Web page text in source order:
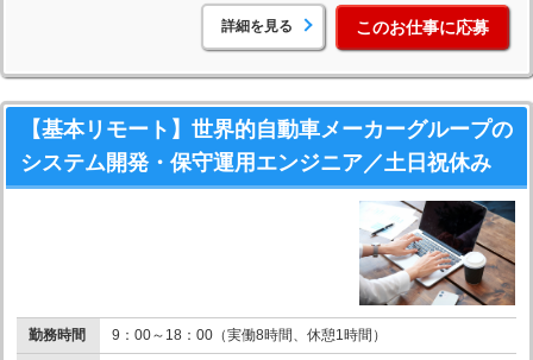
詳細を見る このお仕事に応募
【基本リモート】世界的自動車メーカーグループの
システム開発・保守運用エンジニア／土日祝休み
勤務時間 9：00～18：00（実働8時間、休憩1時間）